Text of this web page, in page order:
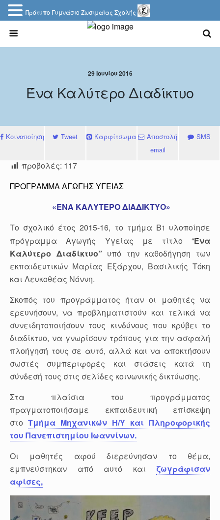
29 Ιουνίου 2016
Ένα Καλύτερο Διαδίκτυο
Κοινοποίηση Tweet Καρφίτσωμα
Αποστολή
email
SMS
προβολές: 117
ΠΡΟΓΡΑΜΜΑ ΑΓΩΓΗΣ ΥΓΕΙΑΣ
«ΕΝΑ ΚΑΛΥΤΕΡΟ ΔΙΑΔΙΚΤΥΟ»
Το σχολικό έτος 2015-16, το τμήμα Β1 υλοποίησε
πρόγραμμα Αγωγής Υγείας με τίτλο “Ένα
Καλύτερο Διαδίκτυο” υπό την καθοδήγηση των
εκπαιδευτικών Μαρίας Εξάρχου, Βασιλικής Τόκη
και Λευκοθέας Νόννη.
Σκοπός του προγράμματος ήταν οι μαθητές να
ερευνήσουν, να προβληματιστούν και τελικά να
συνειδητοποιήσουν τους κινδύνους που κρύβει το
διαδίκτυο, να γνωρίσουν τρόπους για την ασφαλή
πλοήγησή τους σε αυτό, αλλά και να αποκτήσουν
σωστές συμπεριφορές και στάσεις κατά τη
σύνδεσή τους στις σελίδες κοινωνικής δικτύωσης.
Στα πλαίσια του προγράμματος
πραγματοποιήσαμε εκπαιδευτική επίσκεψη
στο Τμήμα Μηχανικών Η/Υ και Πληροφορικής
του Πανεπιστημίου Ιωαννίνων.
Οι μαθητές αφού διερεύνησαν το θέμα,
εμπνεύστηκαν από αυτό και ζωγράφισαν
αφίσες,
Πρότυπο Γυμνάσιο Ζωσιμαίας Σχολής